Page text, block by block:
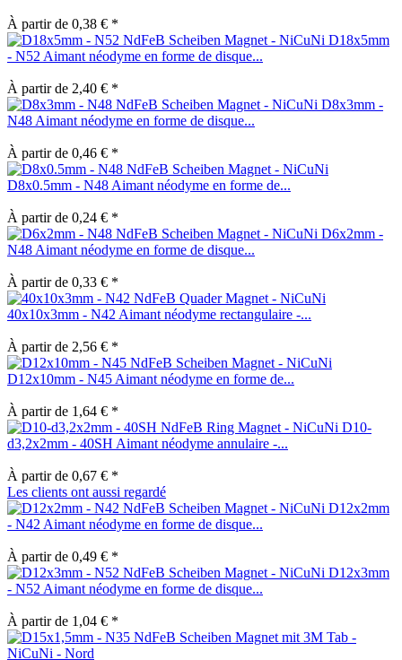
À partir de 0,38 € *
D18x5mm
- N52 Aimant néodyme en forme de disque...
À partir de 2,40 € *
D8x3mm -
N48 Aimant néodyme en forme de disque...
À partir de 0,46 € *
D8x0.5mm - N48 Aimant néodyme en forme de...
À partir de 0,24 € *
D6x2mm -
N48 Aimant néodyme en forme de disque...
À partir de 0,33 € *
40x10x3mm - N42 Aimant néodyme rectangulaire -...
À partir de 2,56 € *
D12x10mm - N45 Aimant néodyme en forme de...
À partir de 1,64 € *
D10-
d3,2x2mm - 40SH Aimant néodyme annulaire -...
À partir de 0,67 € *
Les clients ont aussi regardé
D12x2mm
- N42 Aimant néodyme en forme de disque...
À partir de 0,49 € *
D12x3mm
- N52 Aimant néodyme en forme de disque...
À partir de 1,04 € *